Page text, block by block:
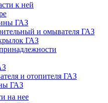
к ней
ГАЗ
и омывателя ГАЗ
ГАЗ
и отопителя ГАЗ
ГАЗ
на нее